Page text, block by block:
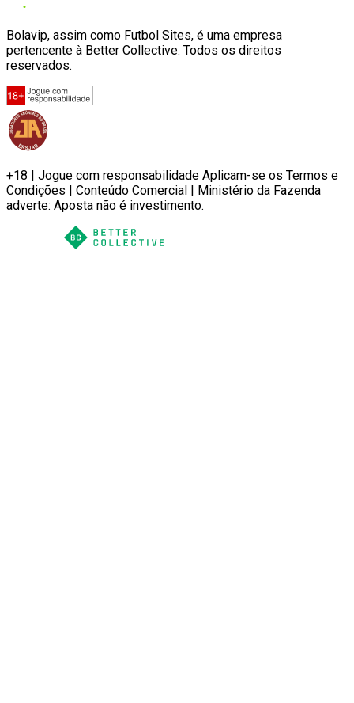
Bolavip, assim como Futbol Sites, é uma empresa
pertencente à Better Collective. Todos os direitos
reservados.
+18 | Jogue com responsabilidade Aplicam-se os Termos e
Condições | Conteúdo Comercial | Ministério da Fazenda
adverte: Aposta não é investimento.